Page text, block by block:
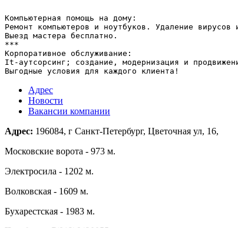
Компьютерная помощь на дому:
Ремонт компьютеров и ноутбуков. Удаление
Выезд мастера бесплатно.
***
Корпоративное обслуживание:
It-аутсорсинг; создание, модернизация и
Выгодные условия для каждого клиента!
Адрес
Новости
Вакансии компании
Адрес: 196084, г Санкт-Петербург, Цветочная ул, 16,
Московские ворота - 973 м.
Электросила - 1202 м.
Волковская - 1609 м.
Бухарестская - 1983 м.